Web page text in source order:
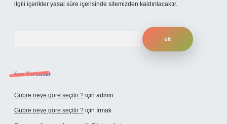
ilgili içerikler yasal süre içerisinde sitemizden kaldırılacaktır.
Son Yorumlar
Gübre neye göre seçilir ? için admin
Gübre neye göre seçilir ? için Irmak